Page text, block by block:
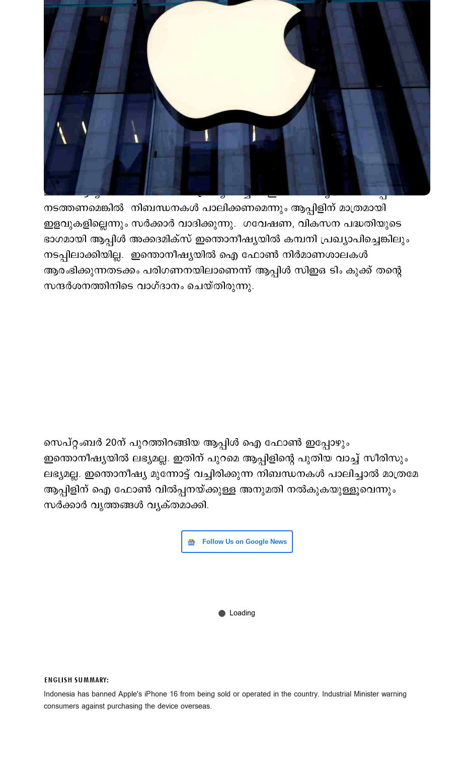
ഫോണിന്‍റെ പുതിയ മോഡലിന് അനുമതി നല്‍കുന്നതിന് തടസമുണ്ടെന്ന് ഈ
മാസം ആദ്യമാണ് കതസാസ്മിത പ്രഖ്യാപിച്ചത്. ഇന്തൊനീഷ്യയില്‍ വില്‍പ്പന
നടത്തണമെങ്കില്‍ നിബന്ധനകള്‍ പാലിക്കണമെന്നും ആപ്പിളിന് മാത്രമായി
ഇളവുകളില്ലെന്നും സര്‍ക്കാര്‍ വാദിക്കുന്നു. ഗവേഷണ, വികസന പദ്ധതിയുടെ
ഭാഗമായി ആപ്പിള്‍ അക്കദമിക്സ് ഇന്തൊനീഷ്യയില്‍ കമ്പനി പ്രഖ്യാപിച്ചെങ്കിലും
നടപ്പിലാക്കിയില്ല. ഇന്തൊനീഷ്യയില്‍ ഐ ഫോണ്‍ നിര്‍മാണശാലകള്‍
ആരംഭിക്കുന്നതടക്കം പരിഗണനയിലാണെന്ന് ആപ്പിള്‍ സിഇഒ ടിം കുക്ക് തന്‍റെ
സന്ദര്‍ശനത്തിനിടെ വാഗ്ദാനം ചെയ്തിരുന്നു.
സെപ്റ്റംബര്‍ 20ന് പുറത്തിറങ്ങിയ ആപ്പിള്‍ ഐ ഫോണ്‍ ഇപ്പോഴും
ഇന്തൊനീഷ്യയില്‍ ലഭ്യമല്ല. ഇതിന് പുറമെ ആപ്പിളിന്‍റെ പുതിയ വാച്ച് സീരിസും
ലഭ്യമല്ല. ഇന്തൊനീഷ്യ മുന്നോട്ട് വച്ചിരിക്കുന്ന നിബന്ധനകള്‍ പാലിച്ചാല്‍ മാത്രമേ
ആപ്പിളിന് ഐ ഫോണ്‍ വില്‍പ്പനയ്ക്കുള്ള അനുമതി നല്‍കുകയുള്ളൂവെന്നും
സര്‍ക്കാര്‍ വൃത്തങ്ങള്‍ വ്യക്തമാക്കി.
Follow Us on Google News
ENGLISH SUMMARY:
Indonesia has banned Apple's iPhone 16 from being sold or operated in the country. Industrial Minister warning
consumers against purchasing the device overseas.